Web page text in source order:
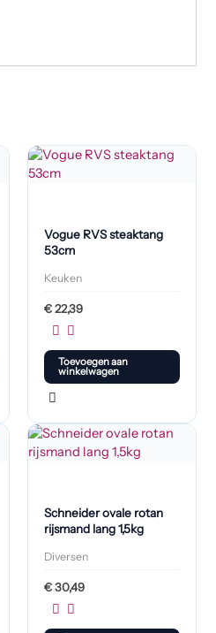
Vogue RVS steaktang
53cm
Keuken
€22,39
Toevoegen aan
winkelwagen
Schneider ovale rotan
rijsmand lang 1,5kg
Diversen
€30,49